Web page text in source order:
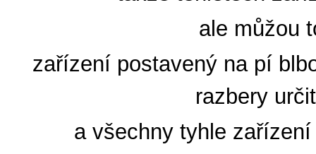
ale můžou
zařízení postavený na pí
razbery
a všechny tyhle